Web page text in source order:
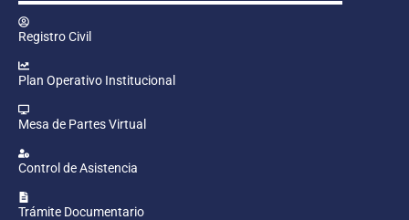
Registro Civil
Plan Operativo Institucional
Mesa de Partes Virtual
Control de Asistencia
Trámite Documentario